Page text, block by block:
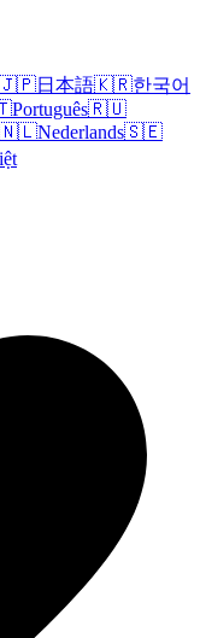
日本語🇰🇷한국어
Português🇷🇺
🇳🇱Nederlands🇸🇪